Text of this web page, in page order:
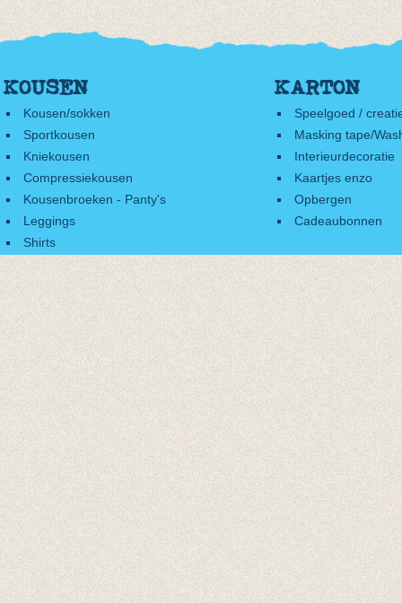
KOUSEN
Kousen/sokken
Sportkousen
Kniekousen
Compressiekousen
Kousenbroeken - Panty's
Leggings
Shirts
KARTON
Speelgoed /
Masking tape/
Interieurdecoratie
Kaartjes enzo
Opbergen
Cadeaubonnen